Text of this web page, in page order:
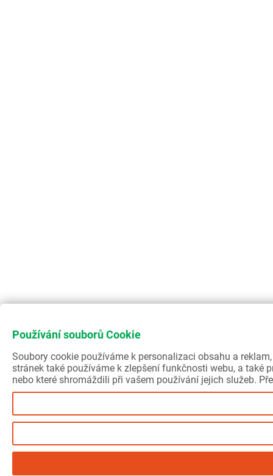
Používání souborů Cookie
Soubory cookie používáme k personalizaci obsahu a
stránek také používáme k zlepšení funkčnosti webu, a
nebo které shromáždili při vašem používání jejich služeb.